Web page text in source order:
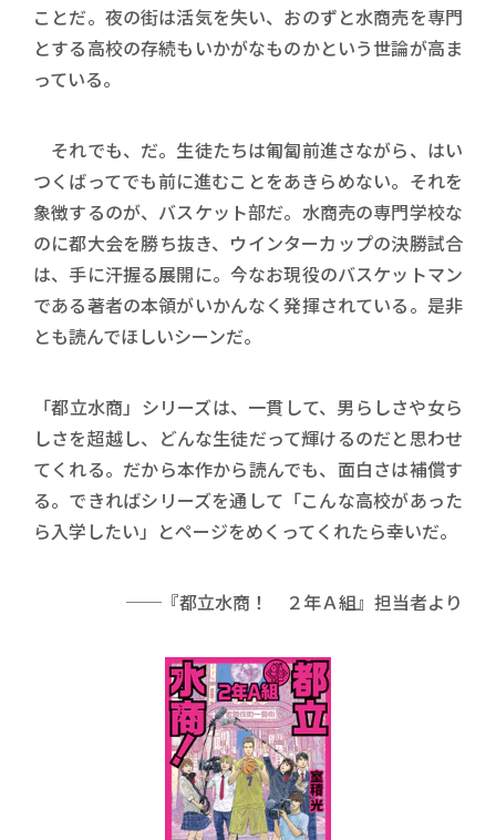
ことだ。夜の街は活気を失い、おのずと水商売を専門
とする高校の存続もいかがなものかという世論が高ま
っている。
それでも、だ。生徒たちは匍匐前進さながら、はい
つくばってでも前に進むことをあきらめない。それを
象徴するのが、バスケット部だ。水商売の専門学校な
のに都大会を勝ち抜き、ウインターカップの決勝試合
は、手に汗握る展開に。今なお現役のバスケットマン
である著者の本領がいかんなく発揮されている。是非
とも読んでほしいシーンだ。
「都立水商」シリーズは、一貫して、男らしさや女ら
しさを超越し、どんな生徒だって輝けるのだと思わせ
てくれる。だから本作から読んでも、面白さは補償す
る。できればシリーズを通して「こんな高校があった
ら入学したい」とページをめくってくれたら幸いだ。
──『都立水商！ ２年Ａ組』担当者より